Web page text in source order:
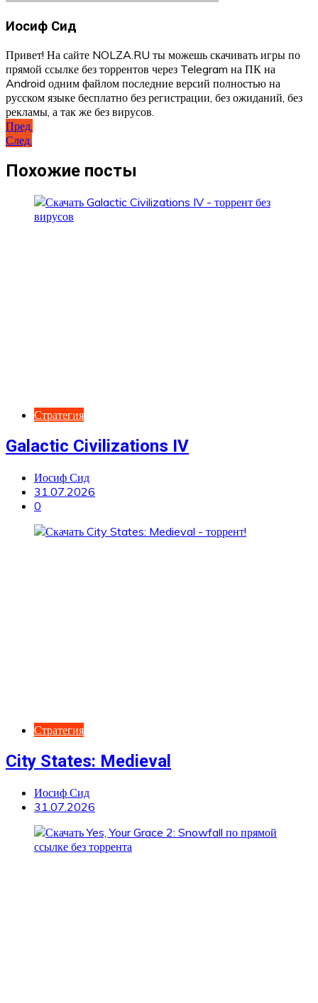
Иосиф Сид
Привет! На сайте NOLZA.RU ты можешь скачивать игры по
прямой ссылке без торрентов через Telegram на ПК на
Android одним файлом последние версий полностью на
русском языке бесплатно без регистрации, без ожиданий, без
рекламы, а так же без вирусов.
Навигация
по
записям
Пред.
След.
Похожие посты
Стратегия
Galactic Civilizations IV
Иосиф Сид
31.07.2026
0
Стратегия
City States: Medieval
Иосиф Сид
31.07.2026